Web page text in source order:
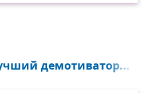
демотиватор...